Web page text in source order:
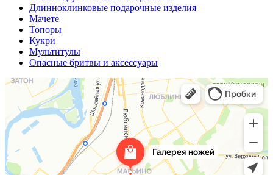
Длинноклинковые подарочные изделия
Мачете
Топоры
Кукри
Мультитулы
Опасные бритвы и аксессуары